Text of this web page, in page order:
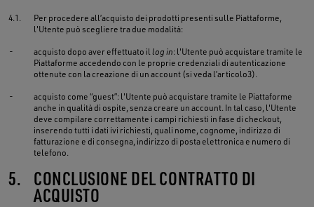
4.1.
Per procedere all’acquisto dei prodotti presenti sulle Piattaforme,
l'Utente può scegliere tra due modalità:
- acquisto dopo aver effettuato illog in: l'Utente può acquistare tramite le
Piattaforme accedendo con le proprie credenziali di autenticazione
ottenute con la creazione di un account (si veda l’articolo3).
-
acquisto come “guest”: l'Utente può acquistare tramite le Piattaforme
anche in qualità di ospite, senza creare un account. In tal caso, l'Utente
deve compilare correttamente i campi richiesti in fase di checkout,
inserendo tutti i dati ivi richiesti, quali nome, cognome, indirizzo di
fatturazione e di consegna, indirizzo di posta elettronica e numero di
telefono.
5. CONCLUSIONE DEL CONTRATTO DI
ACQUISTO